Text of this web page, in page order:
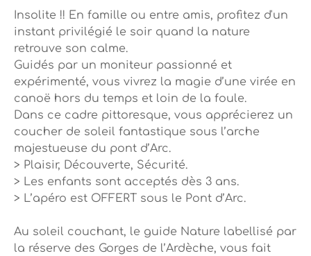
Insolite !! En famille ou entre amis, profitez d'un
instant privilégié le soir quand la nature
retrouve son calme.
Guidés par un moniteur passionné et
expérimenté, vous vivrez la magie d’une virée en
canoë hors du temps et loin de la foule.
Dans ce cadre pittoresque, vous apprécierez un
coucher de soleil fantastique sous l’arche
majestueuse du pont d’Arc.
> Plaisir, Découverte, Sécurité.
> Les enfants sont acceptés dès 3 ans.
> L’apéro est OFFERT sous le Pont d’Arc.
Au soleil couchant, le guide Nature labellisé par
la réserve des Gorges de l’Ardèche, vous fait